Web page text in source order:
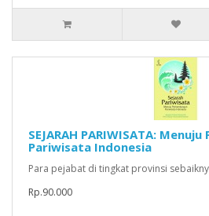
SEJARAH PARIWISATA:
Pariwisata Indonesia
Para pejabat di tingkat provinsi
Rp.90.000